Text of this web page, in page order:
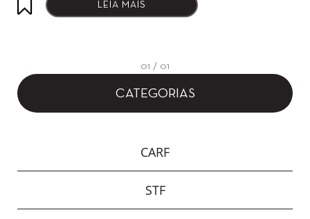
LEIA MAIS
01 / 01
CATEGORIAS
CARF
STF